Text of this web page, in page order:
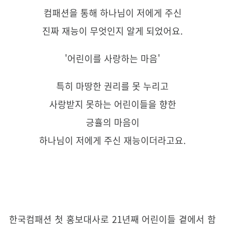
컴패션을 통해 하나님이 저에게 주신
진짜 재능이 무엇인지 알게 되었어요.
'어린이를 사랑하는 마음'
특히 마땅한 권리를 못 누리고
사랑받지 못하는 어린이들을 향한
긍휼의 마음이
하나님이 저에게 주신 재능이더라고요.
한국컴패션 첫 홍보대사로 21년째 어린이들 곁에서 함